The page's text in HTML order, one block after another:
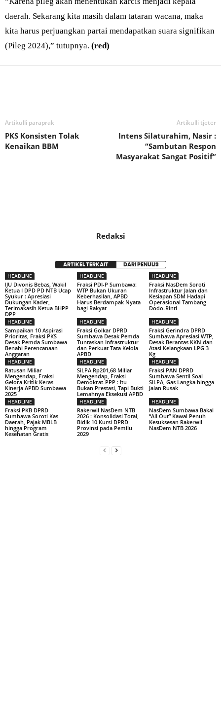
daerah. Sekarang kita masih dalam tataran wacana, maka
kita harus perjuangkan partai mendapatkan suara signifikan
(Pileg 2024),” tutupnya. (red)
Artikulli paraprak
PKS Konsisten Tolak
Kenaikan BBM
Artikulli tjetër
Intens Silaturahim, Nasir :
“Sambutan Respon
Masyarakat Sangat Positif”
Redaksi
ARTIKEL TERKAIT DARI PENULIS
HEADLINE
IJU Divonis Bebas, Wakil
Ketua I DPD PD NTB Ucap
Syukur : Apresiasi
Dukungan Kader,
Terimakasih Ketua BHPP
DPP
HEADLINE
Fraksi PDI-P Sumbawa:
WTP Bukan Ukuran
Keberhasilan, APBD
Harus Berdampak Nyata
bagi Rakyat
HEADLINE
Fraksi NasDem Soroti
Infrastruktur Jalan dan
Kesiapan SDM Hadapi
Operasional Tambang
Dodo-Rinti
HEADLINE
Sampaikan 10 Aspirasi
Prioritas, Fraksi PKS
Desak Pemda Sumbawa
Benahi Perencanaan
Anggaran
HEADLINE
Fraksi Golkar DPRD
Sumbawa Desak Pemda
Tuntaskan Infrastruktur
dan Perkuat Tata Kelola
APBD
HEADLINE
Fraksi Gerindra DPRD
Sumbawa Apresiasi WTP,
Desak Berantas KKN dan
Atasi Kelangkaan LPG 3
Kg
HEADLINE
Ratusan Miliar
Mengendap, Fraksi
Gelora Kritik Keras
Kinerja APBD Sumbawa
2025
HEADLINE
SiLPA Rp201,68 Miliar
Mengendap, Fraksi
Demokrat-PPP : Itu
Bukan Prestasi, Tapi Bukti
Lemahnya Eksekusi APBD
HEADLINE
Fraksi PAN DPRD
Sumbawa Sentil Soal
SiLPA, Gas Langka hingga
Jalan Rusak
HEADLINE
Fraksi PKB DPRD
Sumbawa Soroti Kas
Daerah, Pajak MBLB
hingga Program
Kesehatan Gratis
HEADLINE
Rakerwil NasDem NTB
2026 : Konsolidasi Total,
Bidik 10 Kursi DPRD
Provinsi pada Pemilu
2029
HEADLINE
NasDem Sumbawa Bakal
“All Out” Kawal Penuh
Kesuksesan Rakerwil
NasDem NTB 2026